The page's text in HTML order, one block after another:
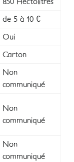
850 Hectolitres
de 5 à 10 €
Oui
Carton
Non
communiqué
Non
communiqué
Non
communiqué